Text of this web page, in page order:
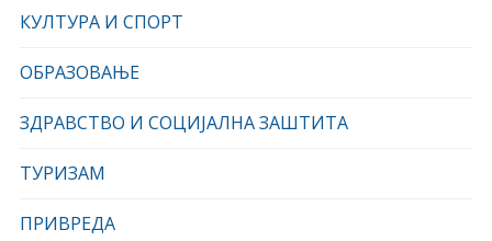
КУЛТУРА И СПОРТ
ОБРАЗОВАЊЕ
ЗДРАВСТВО И СОЦИЈАЛНА ЗАШТИТА
ТУРИЗАМ
ПРИВРЕДА